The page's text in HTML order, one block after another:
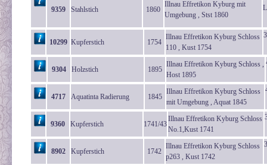
9359 Stahlstich 1860
Illnau Effretikon Kyburg mit
Umgebung , Stst 1860
10299 Kupferstich 1754
Illnau Effretikon Kyburg Schloss
110 , Kust 1754
9304 Holzstich 1895
Illnau Effretikon Kyburg Schloss ,
Host 1895
4717 Aquatinta Radierung 1845
Illnau Effretikon Kyburg Schloss
mit Umgebung , Aquat 1845
9360 Kupferstich 1741/43
Illnau Effretikon Kyburg Schloss
No.1,Kust 1741
8902 Kupferstich 1742
Illnau Effretikon Kyburg Schloss
p263 , Kust 1742